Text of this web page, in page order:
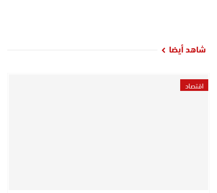
شاهد أيضا
اقتصاد